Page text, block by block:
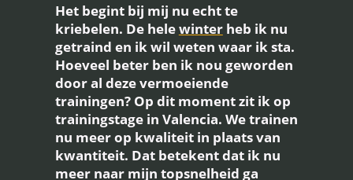
Het begint bij mij nu echt te
kriebelen. De helewinterheb ik nu
getraind en ik wil weten waar ik sta.
Hoeveel beter ben ik nou geworden
door al deze vermoeiende
trainingen? Op dit moment zit ik op
trainingstage in Valencia. We trainen
nu meer op kwaliteit in plaats van
kwantiteit. Dat betekent dat ik nu
meer naar mijn topsnelheid ga